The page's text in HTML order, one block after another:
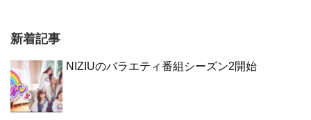
新着記事
NIZIUのバラエティ番組シーズン2開始